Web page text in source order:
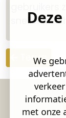
sneller
Terug
We
met onze